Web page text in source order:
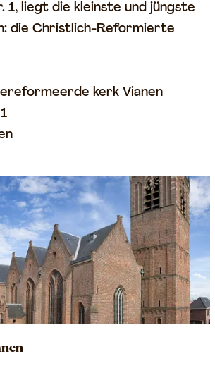
1, liegt die kleinste und jüngste
die Christlich-Reformierte
kerk Vianen